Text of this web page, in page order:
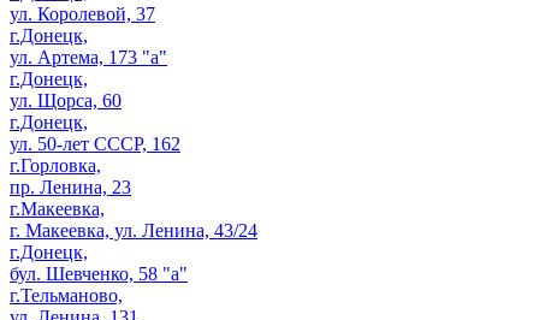
ул. Королевой, 37
г.Донецк,
ул. Артема, 173 "а"
г.Донецк,
ул. Щорса, 60
г.Донецк,
ул. 50-лет СССР, 162
г.Горловка,
пр. Ленина, 23
г.Макеевка,
г. Макеевка, ул. Ленина, 43/24
г.Донецк,
бул. Шевченко, 58 "а"
г.Тельманово,